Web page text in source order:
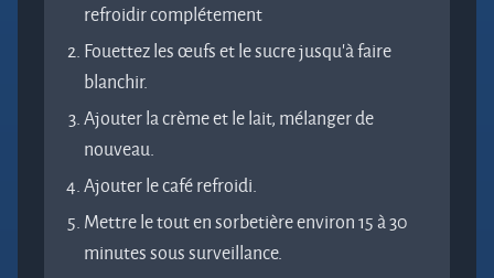
refroidir complétement
Fouettez les œufs et le sucre jusqu'à faire
blanchir.
Ajouter la crème et le lait, mélanger de
nouveau.
Ajouter le café refroidi.
Mettre le tout en sorbetière environ 15 à 30
minutes sous surveillance.